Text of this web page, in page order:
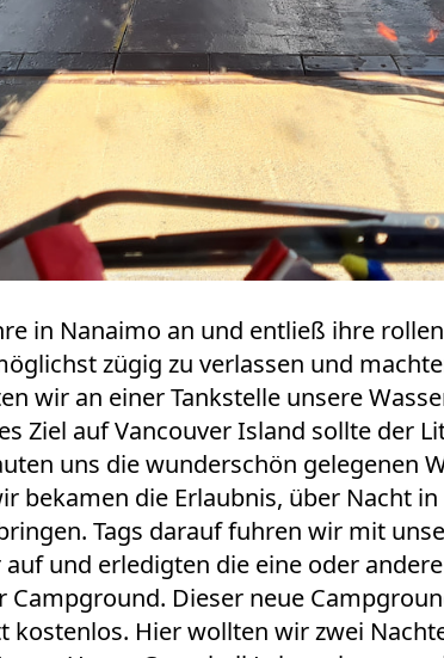
in Nanaimo an und entließ ihre
zügig zu verlassen und
wir an einer Tankstelle unsere
Ziel auf Vancouver Island sollte der
uns die wunderschön gelegenen
die Erlaubnis, über Nacht
Tags darauf fuhren wir mit
und erledigten die eine oder
Dieser neue
Hier wollten wir zwei